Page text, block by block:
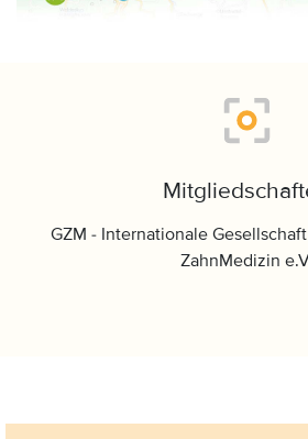
GZM - Internationale
ZahnMedizin